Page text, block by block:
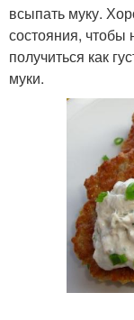
всыпать муку.
состояния, чтобы
получиться как
муки.